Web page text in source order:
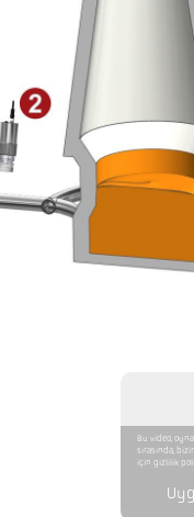
Bu video,
sırasında,
için gizlilik